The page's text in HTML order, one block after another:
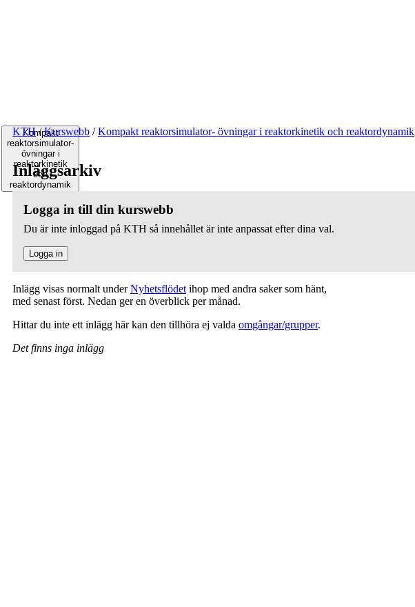
Kompakt
reaktorsimulator-
övningar i
reaktorkinetik
och
reaktordynamik
KTH / Kurswebb / Kompakt reaktorsimulator- övningar i reaktorkinetik och reaktordynamik
Inläggsarkiv
Logga in till din kurswebb
Du är inte inloggad på KTH så innehållet är inte anpassat efter dina val.
Logga in
Inlägg visas normalt underNyhetsflödet ihop med andra saker som hänt,
med senast först. Nedan ger en överblick per månad.
Hittar du inte ett inlägg här kan den tillhöra ej valda omgångar/grupper.
Det finns inga inlägg